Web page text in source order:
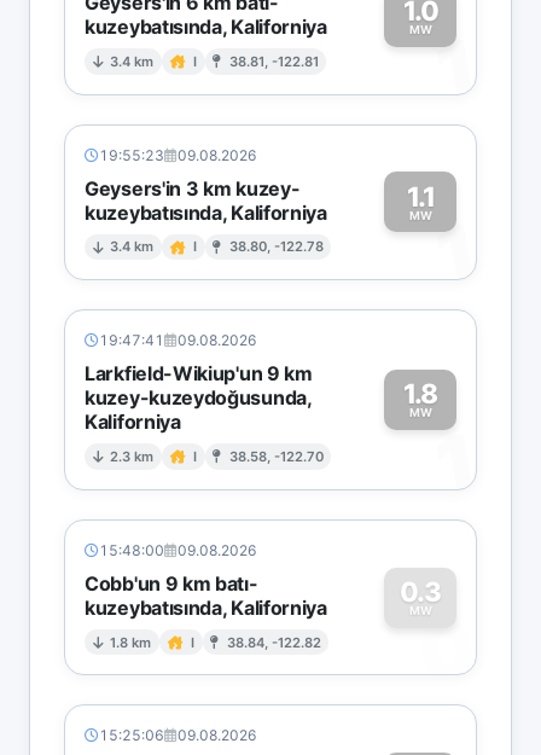
kuzeybatısında, Kaliforniya
3.4 km I 38.81, -122.81
1.0
MW1
19:55:23 09.08.2026
Geysers'in 3 km kuzey-
kuzeybatısında, Kaliforniya
3.4 km I 38.80, -122.78
1.1
MW1
19:47:41 09.08.2026
Larkfield-Wikiup'un 9 km
kuzey-kuzeydoğusunda,
Kaliforniya
2.3 km I 38.58, -122.70
1.8
MW
1
15:48:00 09.08.2026
Cobb'un 9 km batı-
kuzeybatısında, Kaliforniya
1.8 km I 38.84, -122.82
0.3
MW
0
15:25:06 09.08.2026